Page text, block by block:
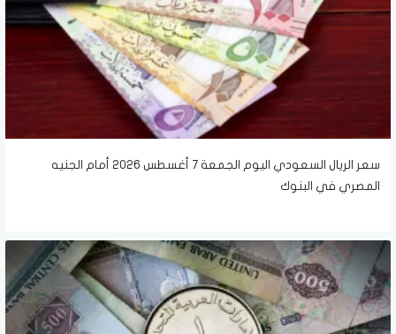
سعر الريال السعودي اليوم الجمعة 7 أغسطس 2026 أمام الجنيه
المصري في البنوك